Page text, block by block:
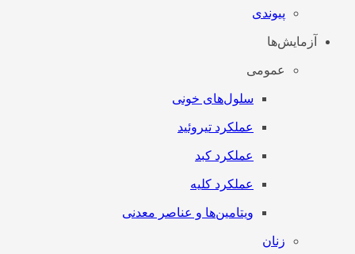
پیوندی
آزمایش‌ها
عمومی
سلول‌های خونی
عملکرد تیروئید
عملکرد کبد
عملکرد کلیه
ویتامین‌ها و عناصر معدنی
زنان